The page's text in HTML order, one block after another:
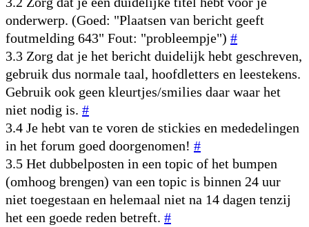
onderwerp. (Goed: "Plaatsen van bericht geeft
foutmelding 643" Fout: "probleempje") #
3.3 Zorg dat je het bericht duidelijk hebt geschreven,
gebruik dus normale taal, hoofdletters en leestekens.
Gebruik ook geen kleurtjes/smilies daar waar het
niet nodig is. #
3.4 Je hebt van te voren de stickies en mededelingen
in het forum goed doorgenomen! #
3.5 Het dubbelposten in een topic of het bumpen
(omhoog brengen) van een topic is binnen 24 uur
niet toegestaan en helemaal niet na 14 dagen tenzij
het een goede reden betreft. #